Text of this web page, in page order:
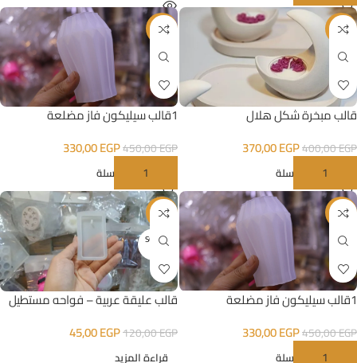
-8%
قالب مبخرة شكل هلال
400,00EGP
370,00EGP
إضافة إلى السلة
-27%
1قالب سيليكون فاز مضلعة
450,00EGP
330,00EGP
إضافة إلى السلة
-27%
1قالب سيليكون فاز مضلعة
450,00EGP
330,00EGP
إضافة إلى السلة
-63%
SOLD O
UT
قالب عليقة عربية – فواحه مستطيل
120,00EGP
45,00EGP
قراءة المزيد